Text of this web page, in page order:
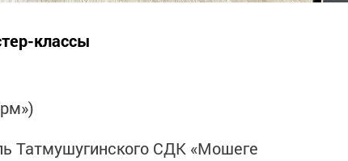
классы
Татмушугинского СДК «Мошеге